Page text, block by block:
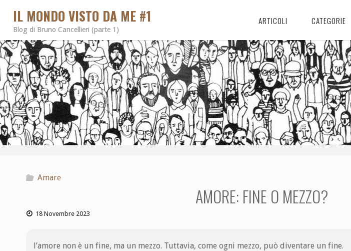
IL MONDO VISTO DA ME #1
Blog di Bruno Cancellieri (parte 1)
ARTICOLI CATEGORIE
Amare
AMORE: FINE O MEZZO?
18 Novembre 2023
l’amore non è un fine, ma un mezzo. Tuttavia, come ogni mezzo, può diventare un fine.